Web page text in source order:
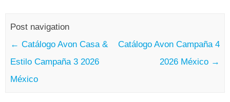
Post navigation
← Catálogo Avon Casa &
Estilo Campaña 3 2026
México
Catálogo Avon Campaña 4
2026 México →